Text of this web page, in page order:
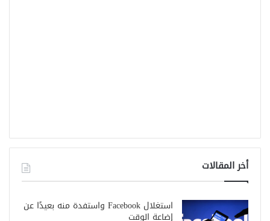
أخر المقالات
استغلال Facebook واستفدة منه بعيدًا عن
إضاعة الوقت